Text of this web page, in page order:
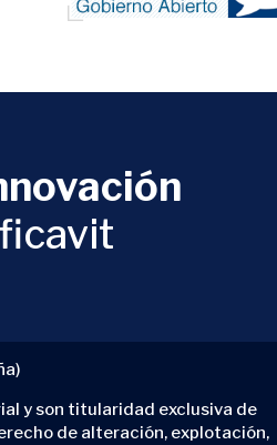
y son titularidad exclusiva de
de alteración, explotación,